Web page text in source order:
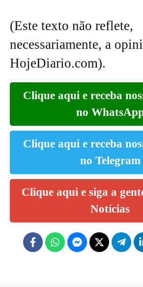
(Este texto não reflete,
necessariamente, a
HojeDiario.com).
Clique aqui e receba
no
Clique aqui e receba
no Telegram
Clique aqui e siga a
Notícias